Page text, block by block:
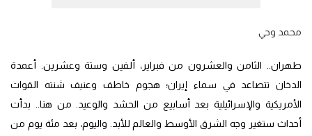
محمد وحي
طهران.. الثامن والعشرون من فبراير، ألفين وستة وعشرين. أعمدة
الدخان تتصاعد في سماء إيران؛ هجوم خاطف وعنيف شنته القوات
الأمريكية والإسرائيلية بعد أسابيع من الحشد والوعيد. من هنا.. بدأت
أحداث ستغير وجه الشرق الأوسط والعالم للأبد. واليوم، بعد مئة يوم من